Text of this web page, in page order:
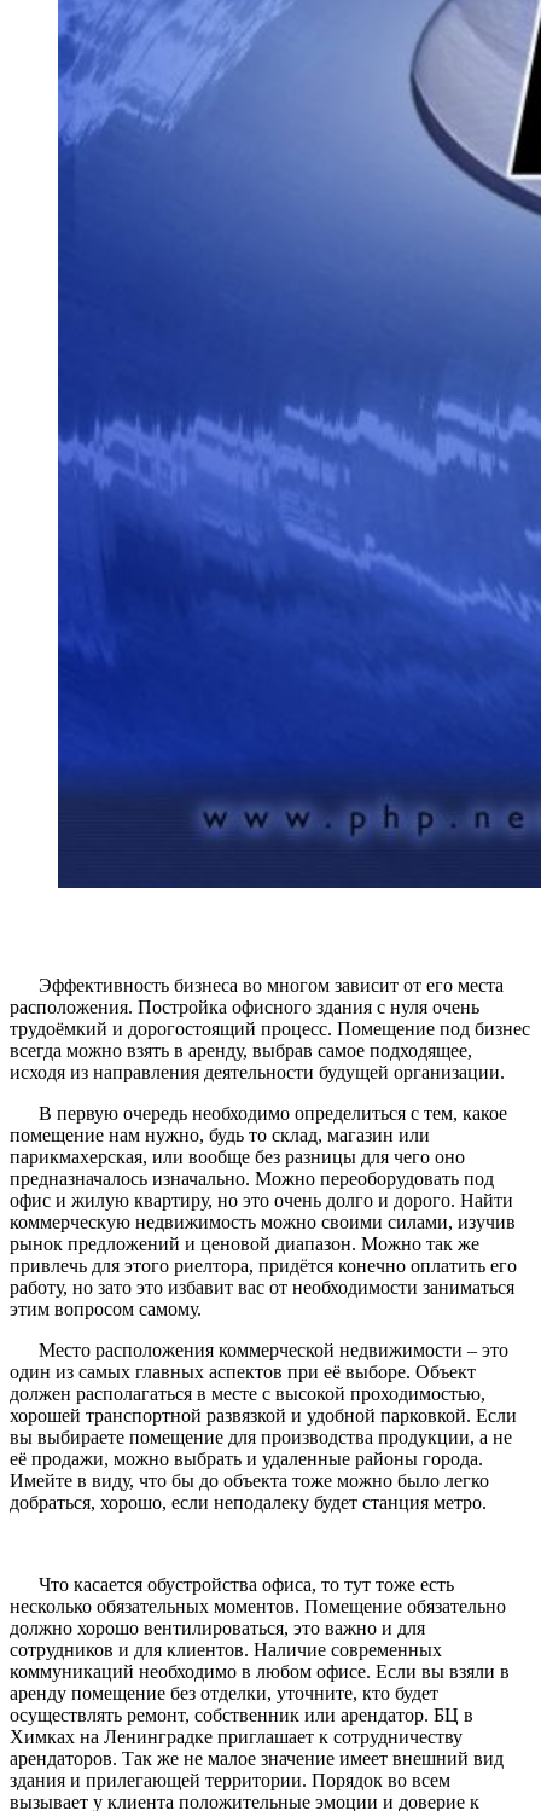
Эффективность бизнеса во многом зависит от его места
расположения. Постройка офисного здания с нуля очень
трудоёмкий и дорогостоящий процесс. Помещение под бизнес
всегда можно взять в аренду, выбрав самое подходящее,
исходя из направления деятельности будущей организации.
В первую очередь необходимо определиться с тем, какое
помещение нам нужно, будь то склад, магазин или
парикмахерская, или вообще без разницы для чего оно
предназначалось изначально. Можно переоборудовать под
офис и жилую квартиру, но это очень долго и дорого. Найти
коммерческую недвижимость можно своими силами, изучив
рынок предложений и ценовой диапазон. Можно так же
привлечь для этого риелтора, придётся конечно оплатить его
работу, но зато это избавит вас от необходимости заниматься
этим вопросом самому.
Место расположения коммерческой недвижимости – это
один из самых главных аспектов при её выборе. Объект
должен располагаться в месте с высокой проходимостью,
хорошей транспортной развязкой и удобной парковкой. Если
вы выбираете помещение для производства продукции, а не
её продажи, можно выбрать и удаленные районы города.
Имейте в виду, что бы до объекта тоже можно было легко
добраться, хорошо, если неподалеку будет станция метро.
Что касается обустройства офиса, то тут тоже есть
несколько обязательных моментов. Помещение обязательно
должно хорошо вентилироваться, это важно и для
сотрудников и для клиентов. Наличие современных
коммуникаций необходимо в любом офисе. Если вы взяли в
аренду помещение без отделки, уточните, кто будет
осуществлять ремонт, собственник или арендатор. БЦ в
Химках на Ленинградке приглашает к сотрудничеству
арендаторов. Так же не малое значение имеет внешний вид
здания и прилегающей территории. Порядок во всем
вызывает у клиента положительные эмоции и доверие к